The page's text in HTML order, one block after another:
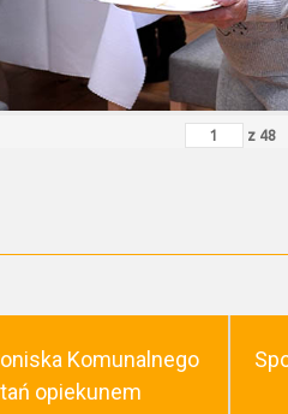
z 48
Komunalnego
opiekunem